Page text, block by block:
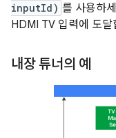
inputId) 를 사용하
HDMI TV 입력에 도달
내장 튜너의 예